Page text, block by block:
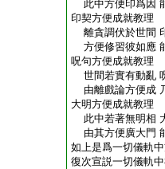
此中方便印爲因
印契方便成就教理
離貪調伏於世間
方便修習彼如應
呪句方便成就教理
世間若實有動亂
由離戲論方便成
大明方便成就教理
此中若著無明相
由其方便廣大門
如上是爲一切儀軌
復次宣説一切儀軌